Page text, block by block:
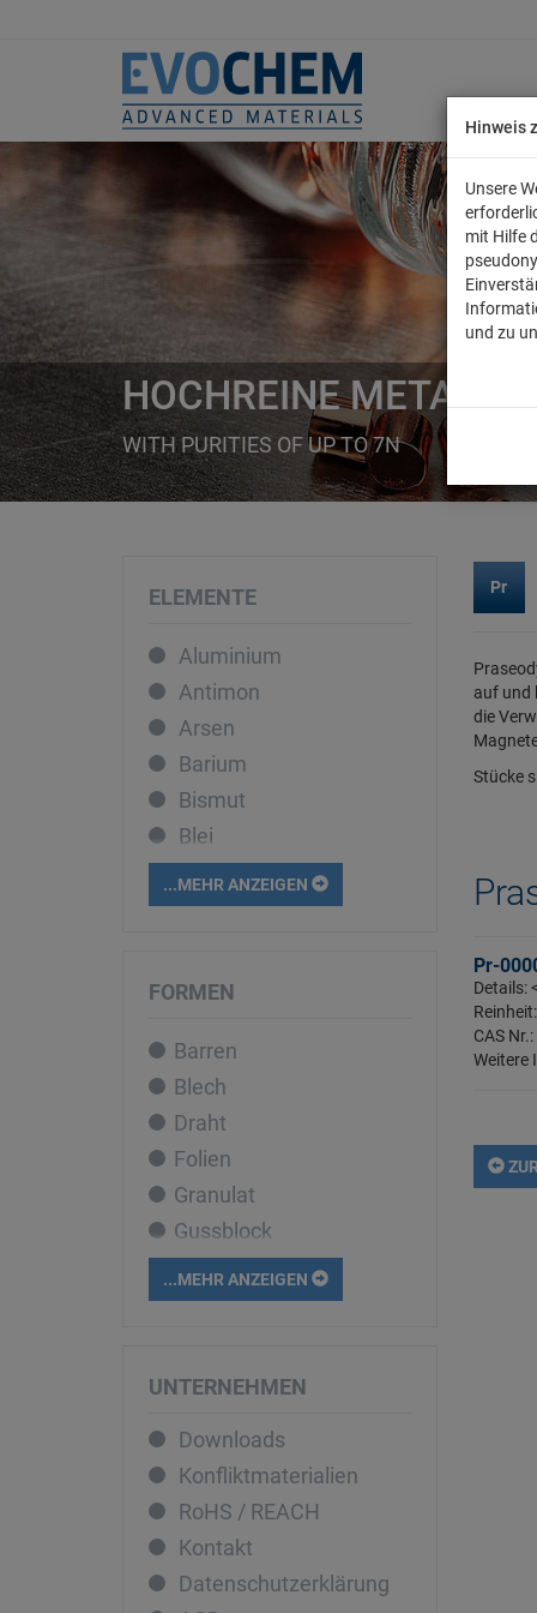
HOCHREINE METALLE
WITH PURITIES OF UP TO 7N
ELEMENTE
Aluminium
Antimon
Arsen
Barium
Bismut
Blei
Cadmium
Calcium
Chrom
Cobalt
Dysprosium
Eisen
Erbium
Europium
Gadolinium
Gallium
Gold
Holmium
Indium
Iridium
Kalium
Kupfer
...MEHR ANZEIGEN
FORMEN
Barren
Blech
Draht
Folien
Granulat
Gussblock
Pellets
Rohr
Stab
Stücke
...MEHR ANZEIGEN
UNTERNEHMEN
Downloads
Konfliktmaterialien
RoHS / REACH
Kontakt
Datenschutzerklärung
Pr
auf und
die
Stücke
Pr-
Details:
CAS
Weitere
Hinweis
Unsere
mit Hilfe
und zu